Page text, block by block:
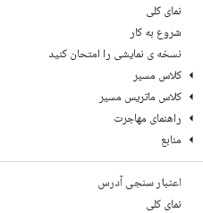
نمای کلی
شروع به کار
نسخه ی نمایشی را امتحان کنید
کلاس مسیر
کلاس ماتریس مسیر
راهنمای مهاجرت
منابع
اعتبار سنجی آدرس
نمای کلی